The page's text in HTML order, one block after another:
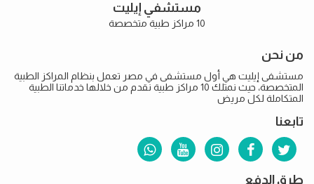
مستشفي إيليت
10 مراكز طبية متخصصة
من نحن
مستشفى إيليت هي أول مستشفى في مصر تعمل بنظام المراكز الطبية
المتخصصة، حيث نمتلك 10 مراكز طبية نقدم من خلالها خدماتنا الطبية
المتكاملة لكل مريض
تابعنا
طرق الدفع